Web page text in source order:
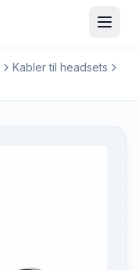
Kabler til headsets